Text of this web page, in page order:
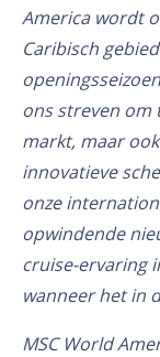
America wordt
Caribisch
ons streven om
markt, maar
innovatieve
onze
opwindende
cruise-ervaring
wanneer het in
MSC World